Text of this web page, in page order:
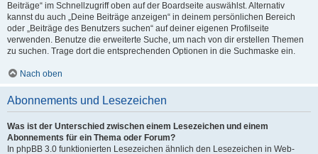
Beiträge“ im Schnellzugriff oben auf der Boardseite auswählst. Alternativ
kannst du auch „Deine Beiträge anzeigen“ in deinem persönlichen Bereich
oder „Beiträge des Benutzers suchen“ auf deiner eigenen Profilseite
verwenden. Benutze die erweiterte Suche, um nach von dir erstellen Themen
zu suchen. Trage dort die entsprechenden Optionen in die Suchmaske ein.
Nach oben
Abonnements und Lesezeichen
Was ist der Unterschied zwischen einem Lesezeichen und einem
Abonnements für ein Thema oder Forum?
In phpBB 3.0 funktionierten Lesezeichen ähnlich den Lesezeichen in Web-